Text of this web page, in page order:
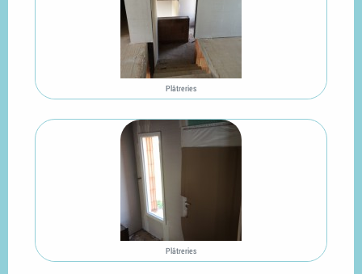
Plâtreries
Plâtreries